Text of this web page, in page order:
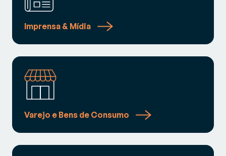
Imprensa & Mídia
Varejo e Bens de Consumo